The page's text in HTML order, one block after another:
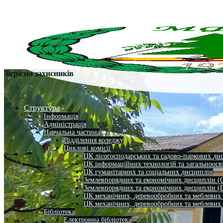
Структура
Інформація
Адміністрація
Навчальна частина
Відділення коледжу
Циклові комісії
ЦК лісогосподарських та садово-паркових
ЦК інформаційних технологій та
ЦК гуманітарних та соціальних дисциплін
Землевпорядних та економічних дисциплін
Землевпорядних та економічних дисциплін
ЦК механічних, деревообробних та
ЦК механічних, деревообробних та
Бібліотека
Електронна бібліотека
Зігріємо захисників